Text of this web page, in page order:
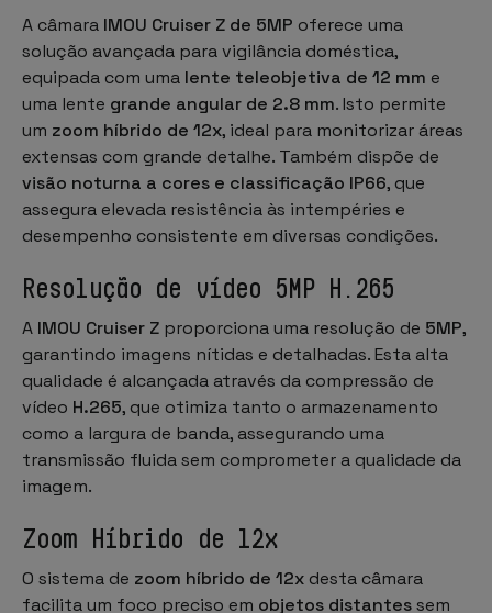
A câmara IMOU Cruiser Z de 5MP oferece uma
solução avançada para vigilância doméstica,
equipada com uma lente teleobjetiva de 12 mm e
uma lente grande angular de 2.8 mm. Isto permite
um zoom híbrido de 12x, ideal para monitorizar áreas
extensas com grande detalhe. Também dispõe de
visão noturna a cores e classificação IP66, que
assegura elevada resistência às intempéries e
desempenho consistente em diversas condições.
Resolução de vídeo 5MP H.265
A IMOU Cruiser Z proporciona uma resolução de 5MP,
garantindo imagens nítidas e detalhadas. Esta alta
qualidade é alcançada através da compressão de
vídeo H.265, que otimiza tanto o armazenamento
como a largura de banda, assegurando uma
transmissão fluida sem comprometer a qualidade da
imagem.
Zoom Híbrido de 12x
O sistema de zoom híbrido de 12x desta câmara
facilita um foco preciso em objetos distantessem